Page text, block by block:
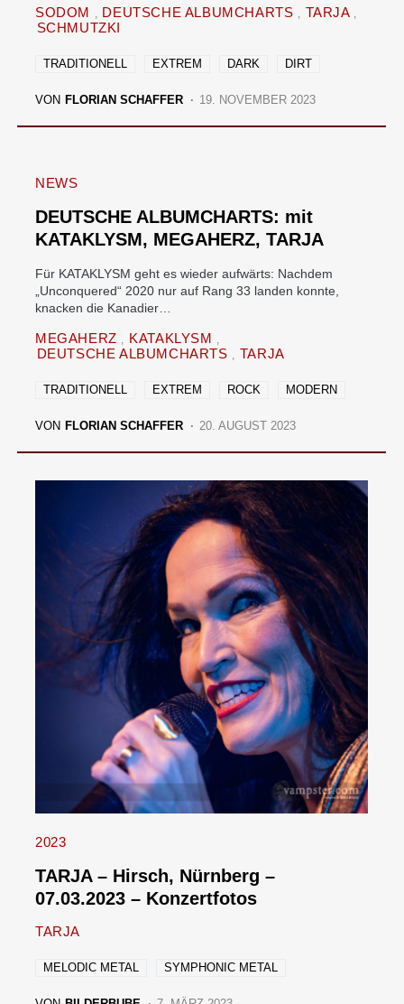
SODOM DEUTSCHE ALBUMCHARTS
TARJA
SCHMUTZKI
TRADITIONELL EXTREM DARK DIRT
VON FLORIAN SCHAFFER 19. NOVEMBER 2023
NEWS
DEUTSCHE ALBUMCHARTS: mit
KATAKLYSM, MEGAHERZ, TARJA
Für KATAKLYSM geht es wieder aufwärts: Nachdem
„Unconquered“ 2020 nur auf Rang 33 landen konnte,
knacken die Kanadier…
MEGAHERZ
KATAKLYSM
DEUTSCHE ALBUMCHARTS
TARJA
TRADITIONELL EXTREM ROCK MODERN
VON FLORIAN SCHAFFER 20. AUGUST 2023
2023
TARJA – Hirsch, Nürnberg –
07.03.2023 – Konzertfotos
TARJA
MELODIC METAL SYMPHONIC METAL